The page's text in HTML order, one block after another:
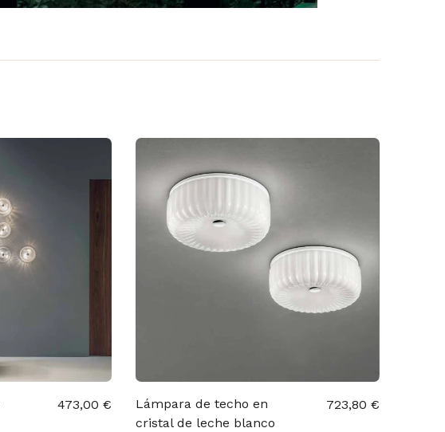
473,00 €
Lámpara de techo en
cristal de leche blanco
723,80 €